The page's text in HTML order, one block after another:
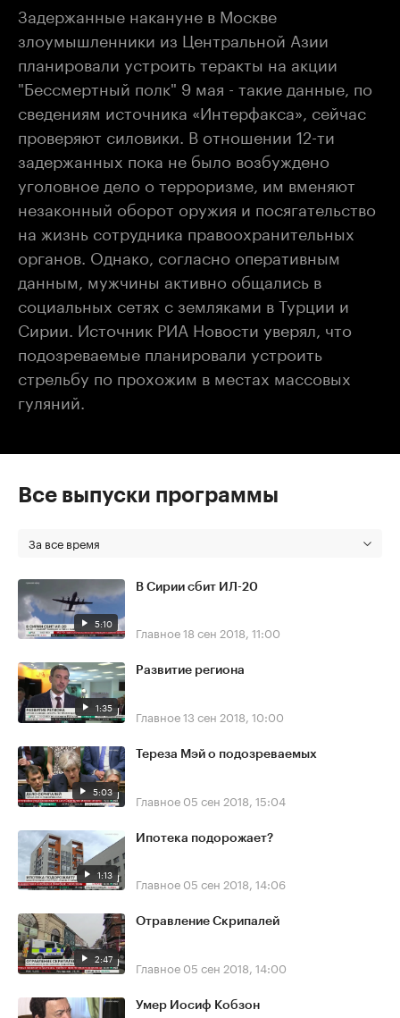
Задержанные накануне в Москве
злоумышленники из Центральной Азии
планировали устроить теракты на акции
"Бессмертный полк" 9 мая - такие данные, по
сведениям источника «Интерфакса», сейчас
проверяют силовики. В отношении 12-ти
задержанных пока не было возбуждено
уголовное дело о терроризме, им вменяют
незаконный оборот оружия и посягательство
на жизнь сотрудника правоохранительных
органов. Однако, согласно оперативным
данным, мужчины активно общались в
социальных сетях с земляками в Турции и
Сирии. Источник РИА Новости уверял, что
подозреваемые планировали устроить
стрельбу по прохожим в местах массовых
гуляний.
Все выпуски программы
За все время
5:10
В Сирии сбит ИЛ-20
Главное18 сен 2018, 11:00
1:35
Развитие региона
Главное13 сен 2018, 10:00
5:03
Тереза Мэй о подозреваемых
Главное 05 сен 2018, 15:04
1:13
Ипотека подорожает?
Главное 05 сен 2018, 14:06
2:47
Отравление Скрипалей
Главное 05 сен 2018, 14:00
Умер Иосиф Кобзон